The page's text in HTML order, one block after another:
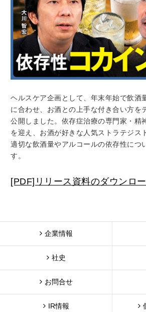
ヘルスケア企画として、年末年始で飲酒
に合わせ、お酒との上手な付き合い方を
公開しました。依存症治療の専門家・精
を迎え、お酒が好きな人気ストラテジス
適切な飲酒量やアルコールの依存性につ
す。
[PDF]リリース資料のダウンロ
企業情報
社史
お問合せ
IR情報